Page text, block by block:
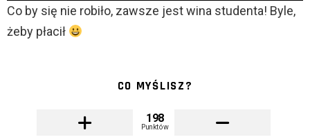
Co by się nie robiło, zawsze jest wina studenta! Byle,
żeby płacił
CO MYŚLISZ?
198
Punktów